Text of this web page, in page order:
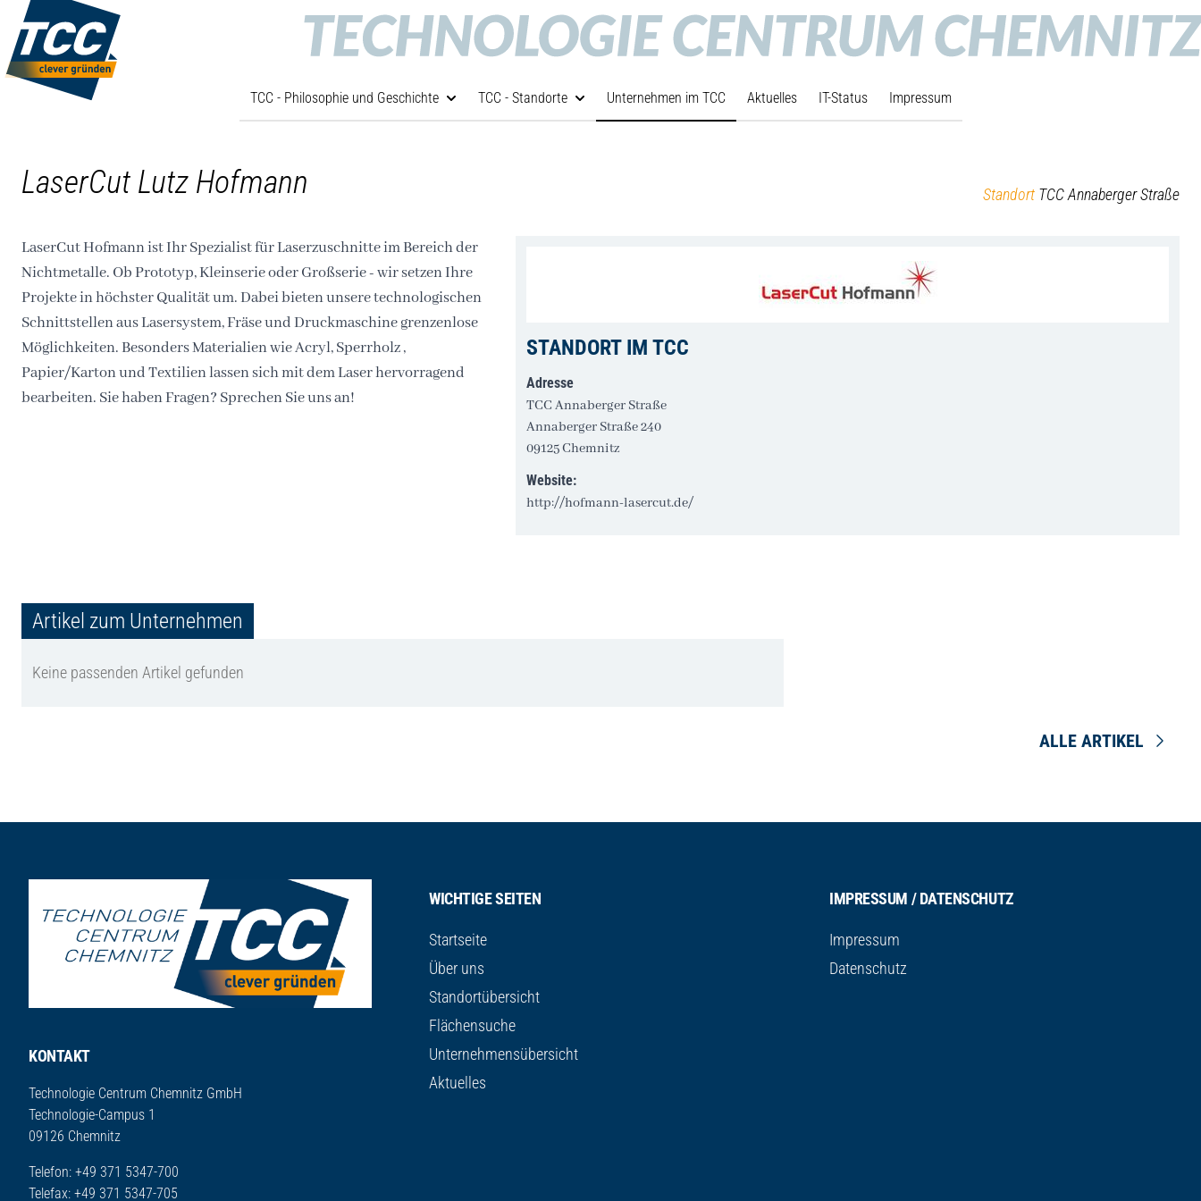
TCC - Philosophie und Geschichte TCC - Standorte Unternehmen im TCC Aktuelles IT-Status Impressum
LaserCut Lutz Hofmann
LaserCut Hofmann ist Ihr Spezialist für Laserzuschnitte im Bereich der
Nichtmetalle. Ob Prototyp, Kleinserie oder Großserie - wir setzen Ihre
Projekte in höchster Qualität um. Dabei bieten unsere technologischen
Schnittstellen aus Lasersystem, Fräse und Druckmaschine grenzenlose
Möglichkeiten. Besonders Materialien wie Acryl, Sperrholz ,
Papier/Karton und Textilien lassen sich mit dem Laser hervorragend
bearbeiten. Sie haben Fragen? Sprechen Sie uns an!
Standort TCC Annaberger Straße
STANDORT IM TCC
Adresse
TCC Annaberger Straße
Annaberger Straße 240
09125 Chemnitz
Website:
http://hofmann-lasercut.de/
Artikel zum Unternehmen
Keine passenden Artikel gefunden
ALLE ARTIKEL
KONTAKT
Technologie Centrum Chemnitz GmbH
Technologie-Campus 1
09126 Chemnitz
Telefon: +49 371 5347-700
Telefax: +49 371 5347-705
WICHTIGE SEITEN
Startseite
Über uns
Standortübersicht
Flächensuche
Unternehmensübersicht
Aktuelles
IMPRESSUM / DATENSCHUTZ
Impressum
Datenschutz